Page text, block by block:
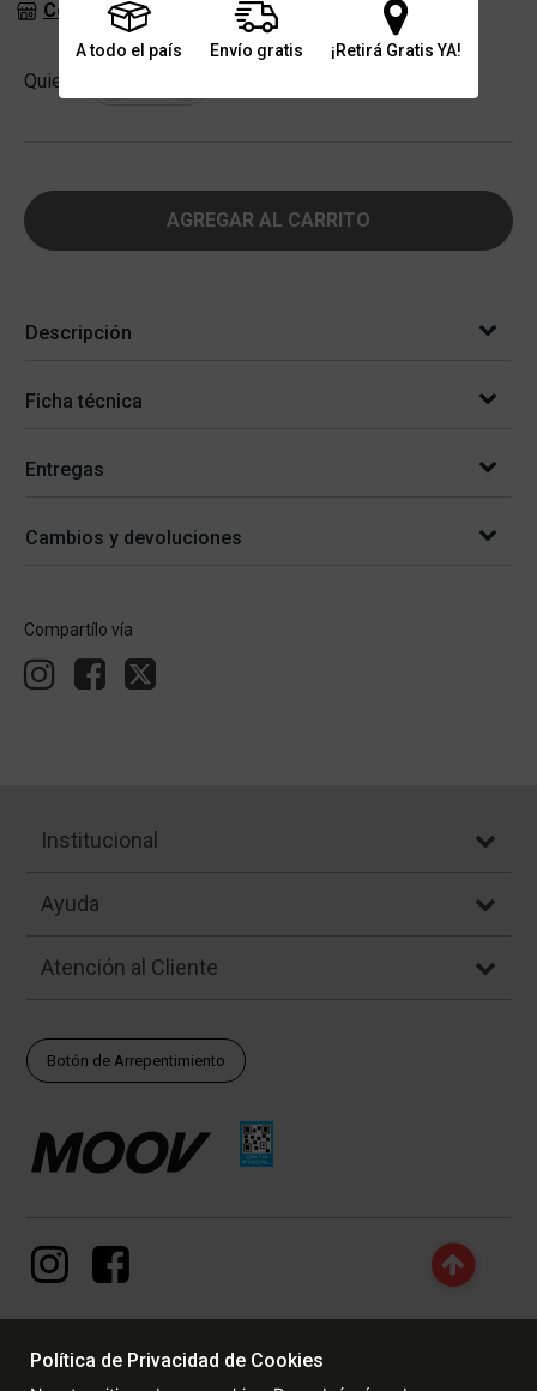
A todo el país Envío gratis ¡Retirá Gratis YA!
Consultar stock en sucursales
Quiero
AGREGAR AL CARRITO
Descripción
Ficha técnica
Entregas
Cambios y devoluciones
Compartílo vía
Institucional
Ayuda
Atención al Cliente
Botón de Arrepentimiento
Política de Privacidad de Cookies